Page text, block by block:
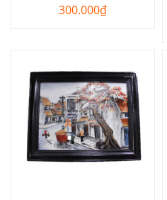
300.000₫